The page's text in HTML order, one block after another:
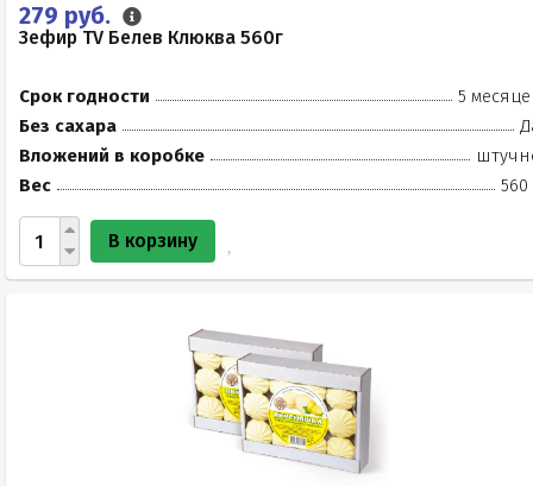
279 руб.
Зефир TV Белев Клюква 560г
Срок годности
5
Без сахара
Вложений в коробке
Вес
560
В корзину